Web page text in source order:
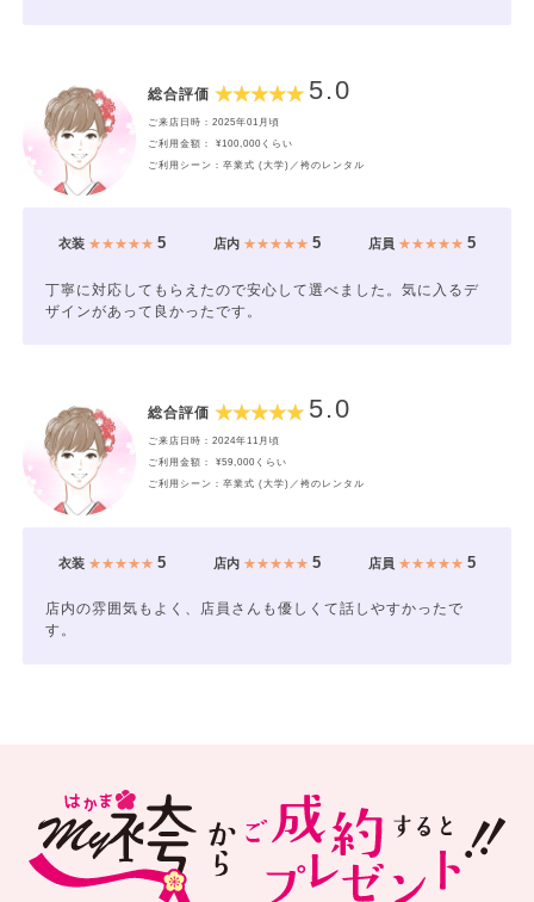
総合評価 5.0
ご来店日時：2025年01月頃
ご利用金額： ¥100,000くらい
ご利用シーン：卒業式 (大学)／袴のレンタル
衣装★★★★★ 5 店内★★★★★ 5 店員 ★★★★★5
丁寧に対応してもらえたので安心して選べました。気に入るデ
ザインがあって良かったです。
総合評価 5.0
ご来店日時：2024年11月頃
ご利用金額： ¥59,000くらい
ご利用シーン：卒業式 (大学)／袴のレンタル
衣装★★★★★ 5 店内★★★★★ 5 店員 ★★★★★5
店内の雰囲気もよく、店員さんも優しくて話しやすかったで
す。